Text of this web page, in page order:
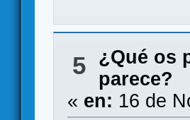
5 ¿Qué os
parece?
« en: 16 de